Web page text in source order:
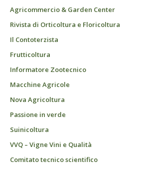
Agricommercio & Garden Center
Rivista di Orticoltura e Floricoltura
Il Contoterzista
Frutticoltura
Informatore Zootecnico
Macchine Agricole
Nova Agricoltura
Passione in verde
Suinicoltura
VVQ – Vigne Vini e Qualità
Comitato tecnico scientifico